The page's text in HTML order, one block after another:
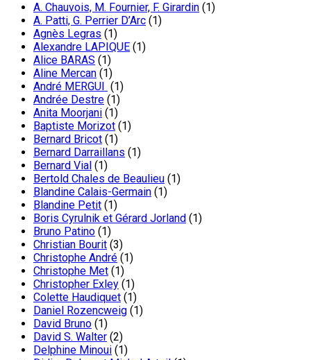
A. Chauvois, M. Fournier, F. Girardin (1)
A. Patti, G. Perrier D’Arc (1)
Agnès Legras (1)
Alexandre LAPIQUE (1)
Alice BARAS (1)
Aline Mercan (1)
André MERGUI
(1)
Andrée Destre (1)
Anita Moorjani (1)
Baptiste Morizot (1)
Bernard Bricot (1)
Bernard Darraillans (1)
Bernard Vial (1)
Bertold Chales de Beaulieu (1)
Blandine Calais-Germain (1)
Blandine Petit (1)
Boris Cyrulnik et Gérard Jorland (1)
Bruno Patino (1)
Christian Bourit (3)
Christophe André (1)
Christophe Met (1)
Christopher Exley (1)
Colette Haudiquet (1)
Daniel Rozencweig (1)
David Bruno (1)
David S. Walter (2)
Delphine Minoui (1)